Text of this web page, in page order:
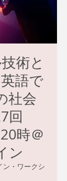
術と
語で
社会
回
時＠
ン
ン・ワークシ